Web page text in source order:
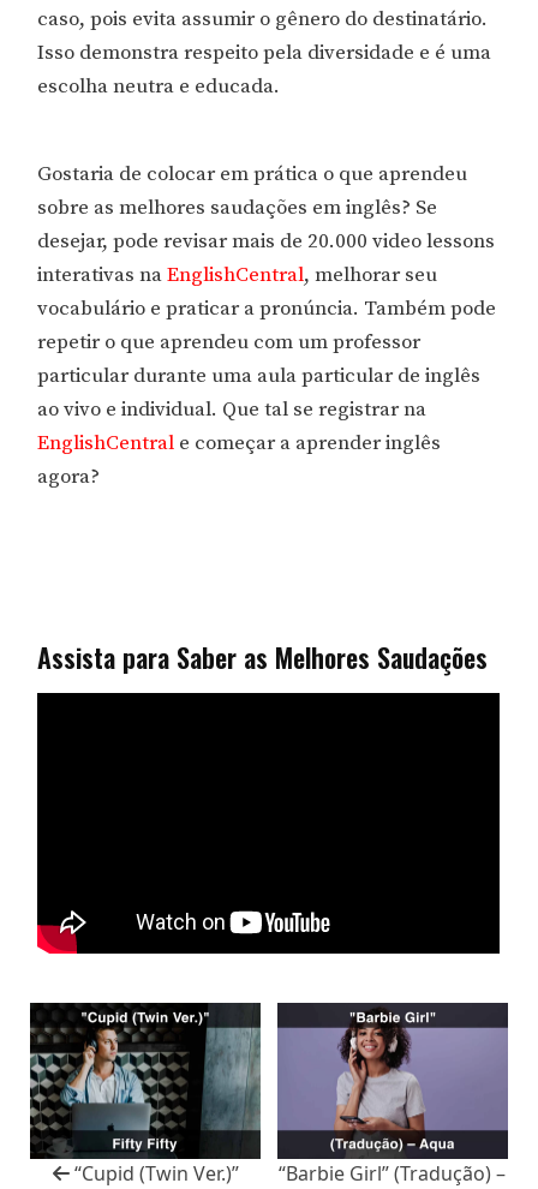
caso, pois evita assumir o gênero do destinatário.
Isso demonstra respeito pela diversidade e é uma
escolha neutra e educada.
Gostaria de colocar em prática o que aprendeu
sobre as melhores saudações em inglês? Se
desejar, pode revisar mais de 20.000 video lessons
interativas naEnglishCentral, melhorar seu
vocabulário e praticar a pronúncia. Também pode
repetir o que aprendeu com um professor
particular durante uma aula particular de inglês
ao vivo e individual. Que tal se registrar na
EnglishCentral e começar a aprender inglês
agora?
Assista para Saber as Melhores Saudações
“Cupid (Twin Ver.)”
“Barbie Girl” (Tradução) –